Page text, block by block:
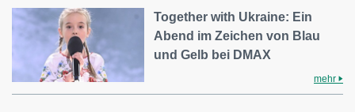
Together with Ukraine: Ein
Abend im Zeichen von Blau
und Gelb bei DMAX
mehr